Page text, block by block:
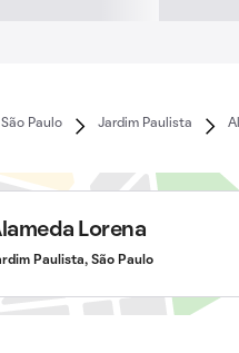
São Paulo Jardim Paulista
Lorena
Paulista, São Paulo